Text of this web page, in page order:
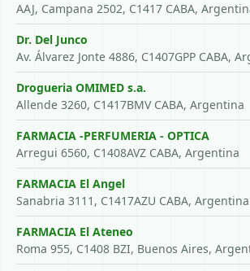
AAJ, Campana 2502, C1417 CABA,
Dr. Del Junco
Av. Álvarez Jonte 4886, C1407GPP CABA,
Drogueria OMIMED s.a.
Allende 3260, C1417BMV CABA, Argentina
FARMACIA -PERFUMERIA - OPTICA
Arregui 6560, C1408AVZ CABA, Argentina
FARMACIA El Angel
Sanabria 3111, C1417AZU CABA, Argentina
FARMACIA El Ateneo
Roma 955, C1408 BZI, Buenos Aires,